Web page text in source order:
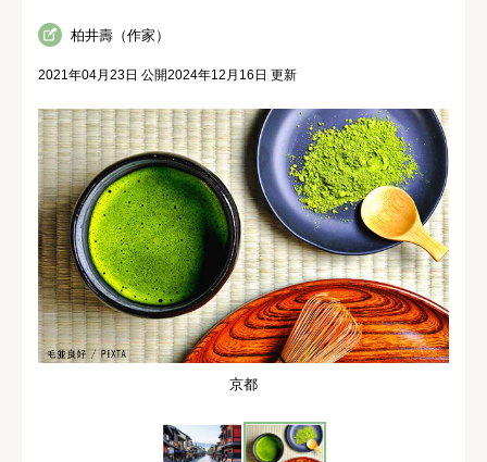
柏井壽（作家）
2021年04月23日 公開2024年12月16日 更新
京都